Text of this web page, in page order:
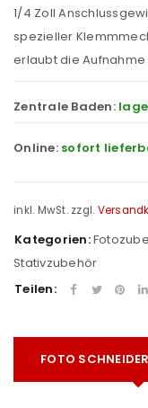
1/4 Zoll
spezieller
erlaubt die
Zentrale Baden:
Online: sofort
inkl. MwSt. zzgl.
Kategorien:
Stativzubehör
Teilen:
FOTO